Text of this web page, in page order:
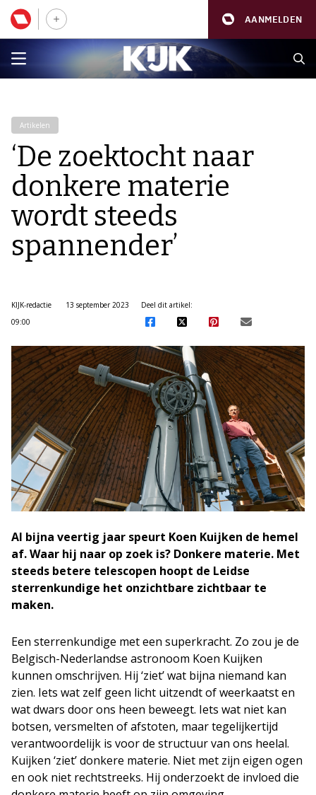
AANMELDEN
Artikelen
‘De zoektocht naar
donkere materie
wordt steeds
spannender’
KIJK-redactie
13 september 2023
09:00
Deel dit artikel:
Al bijna veertig jaar speurt Koen Kuijken de hemel
af. Waar hij naar op zoek is? Donkere materie. Met
steeds betere telescopen hoopt de Leidse
sterrenkundige het onzichtbare zichtbaar te
maken.
Een sterrenkundige met een superkracht. Zo zou je de
Belgisch-Nederlandse astronoom Koen Kuijken
kunnen omschrijven. Hij ‘ziet’ wat bijna niemand kan
zien. Iets wat zelf geen licht uitzendt of weerkaatst en
wat dwars door ons heen beweegt. Iets wat niet kan
botsen, versmelten of afstoten, maar tegelijkertijd
verantwoordelijk is voor de structuur van ons heelal.
Kuijken ‘ziet’ donkere materie. Niet met zijn eigen ogen
en ook niet rechtstreeks. Hij onderzoekt de invloed die